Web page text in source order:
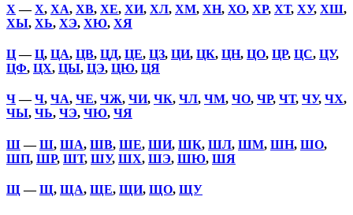
Х —Х, ХА, ХВ, ХЕ, ХИ, ХЛ, ХМ, ХН, ХО, ХР, ХТ, ХУ, ХШ,
ХЫ, ХЬ, ХЭ, ХЮ, ХЯ
Ц—Ц, ЦА, ЦВ, ЦД, ЦЕ, ЦЗ, ЦИ, ЦК, ЦН, ЦО, ЦР, ЦС, ЦУ,
ЦФ, ЦХ, ЦЫ, ЦЭ, ЦЮ, ЦЯ
Ч—Ч, ЧА, ЧЕ, ЧЖ, ЧИ, ЧК, ЧЛ, ЧМ, ЧО, ЧР, ЧТ, ЧУ, ЧХ,
ЧЫ, ЧЬ, ЧЭ, ЧЮ, ЧЯ
Ш—Ш, ША, ШВ, ШЕ, ШИ, ШК, ШЛ, ШМ, ШН, ШО,
ШП, ШР, ШТ, ШУ, ШХ, ШЭ, ШЮ, ШЯ
Щ —Щ, ЩА, ЩЕ, ЩИ, ЩО, ЩУ